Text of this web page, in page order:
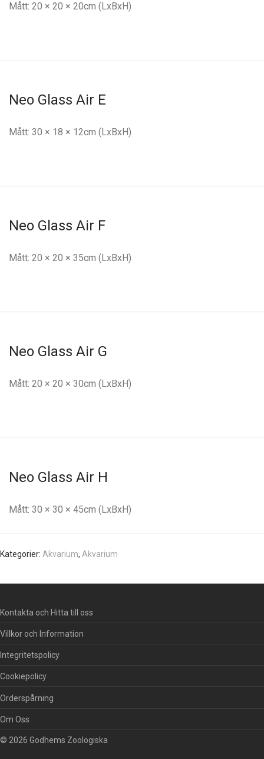
Mått: 20 × 20 × 20cm (LxBxH)
Neo Glass Air E
Mått: 30 × 18 × 12cm (LxBxH)
Neo Glass Air F
Mått: 20 × 20 × 35cm (LxBxH)
Neo Glass Air G
Mått: 20 × 20 × 30cm (LxBxH)
Neo Glass Air H
Mått: 30 × 30 × 45cm (LxBxH)
Kategorier: Akvarium, Akvarium
Kontakta och Hitta till oss
Villkor och Information
Integritetspolicy
Cookiepolicy
Orderspårning
Om Oss
© 2026 Godhems Zoologiska